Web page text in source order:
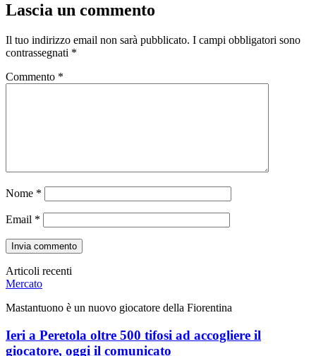
Lascia un commento
Il tuo indirizzo email non sarà pubblicato. I campi obbligatori sono
contrassegnati *
Commento *
Nome *
Email *
Articoli recenti
Mercato
Mastantuono è un nuovo giocatore della Fiorentina
Ieri a Peretola oltre 500 tifosi ad accogliere il
giocatore, oggi il comunicato